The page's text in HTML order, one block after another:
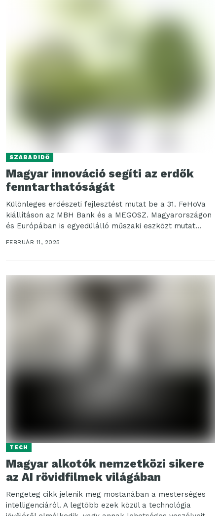
SZABADIDŐ
Magyar innováció segíti az erdők
fenntarthatóságát
Különleges erdészeti fejlesztést mutat be a 31. FeHoVa
kiállításon az MBH Bank és a MEGOSZ. Magyarországon
és Európában is egyedülálló műszaki eszközt mutat...
FEBRUÁR 11, 2025
TECH
Magyar alkotók nemzetközi sikere
az AI rövidfilmek világában
Rengeteg cikk jelenik meg mostanában a mesterséges
intelligenciáról. A legtöbb ezek közül a technológia